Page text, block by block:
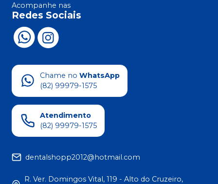
Acompanhe nas
Redes Sociais
Chame no WhatsApp
(82) 99979-1575
Atendimento
(82) 99979-1575
dentalshopp2012@hotmail.com
R. Ver. Domingos Vital, 119 - Alto do Cruzeiro,